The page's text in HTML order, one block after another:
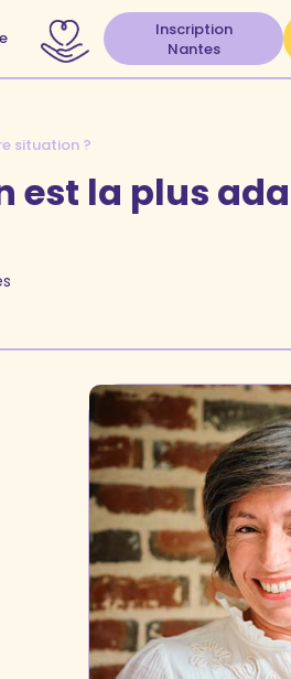
Inscription
Nantes
situation ?
est la plus